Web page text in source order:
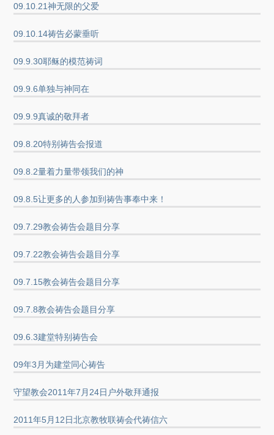
09.10.21神无限的父爱
09.10.14祷告必蒙垂听
09.9.30耶稣的模范祷词
09.9.6单独与神同在
09.9.9真诚的敬拜者
09.8.20特别祷告会报道
09.8.2量着力量带领我们的神
09.8.5让更多的人参加到祷告事奉中来！
09.7.29教会祷告会题目分享
09.7.22教会祷告会题目分享
09.7.15教会祷告会题目分享
09.7.8教会祷告会题目分享
09.6.3建堂特别祷告会
09年3月为建堂同心祷告
守望教会2011年7月24日户外敬拜通报
2011年5月12日北京教牧联祷会代祷信六